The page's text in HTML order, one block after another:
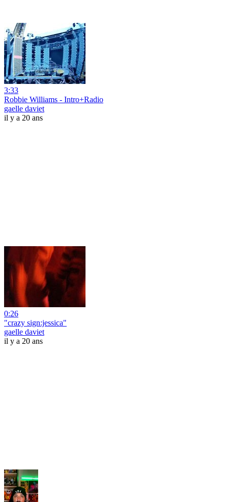
3:33
Robbie Williams - Intro+Radio
gaelle daviet
il y a 20 ans
0:26
"crazy sign:jessica"
gaelle daviet
il y a 20 ans